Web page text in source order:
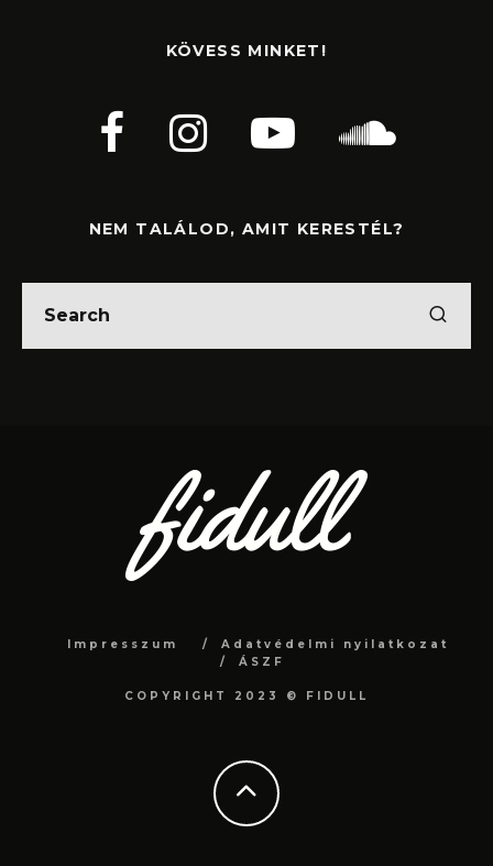
KÖVESS MINKET!
NEM TALÁLOD, AMIT KERESTÉL?
Impresszum
Adatvédelmi nyilatkozat
ÁSZF
COPYRIGHT 2023 © FIDULL